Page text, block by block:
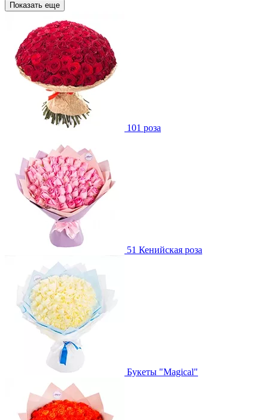
Показать еще
101 роза
51 Кенийская роза
Букеты "Magical"